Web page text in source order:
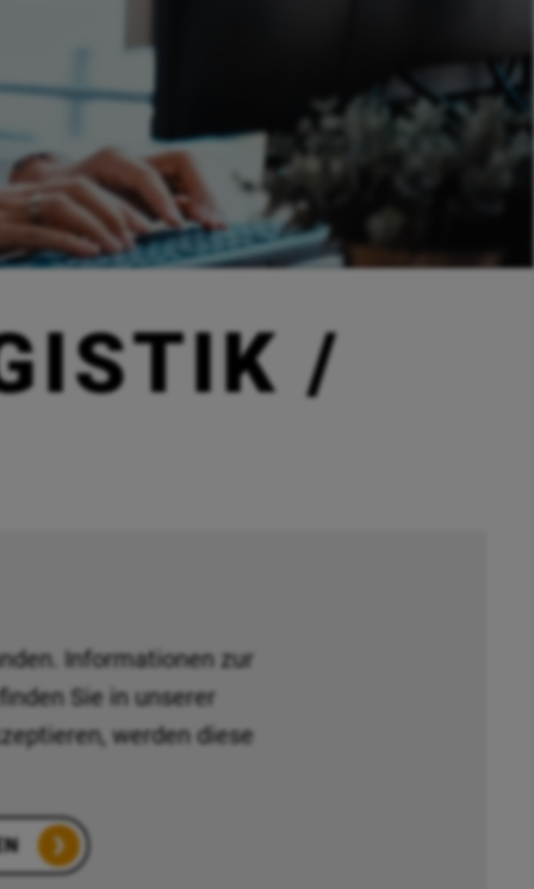
/
Informationen zur
Sie in unserer
werden diese